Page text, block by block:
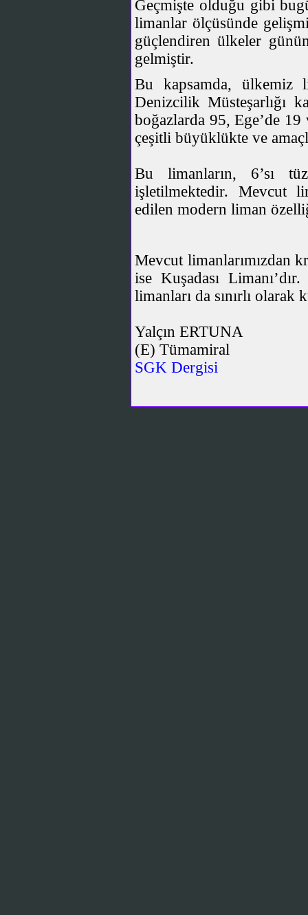
Geçmişte olduğu gibi
limanlar ölçüsünde
güçlendiren ülkeler
gelmiştir.
Bu kapsamda, ülkemiz
Denizcilik Müsteşarlığı
boğazlarda 95, Ege’de
çeşitli büyüklükte ve
Bu limanların, 6’sı
işletilmektedir. Mevcut
edilen modern liman
Mevcut limanlarımızdan
ise Kuşadası
limanları da sınırlı olarak
Yalçın ERTUNA
(E) Tümamiral
SGK Dergisi